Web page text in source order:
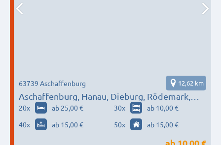
Aschaffenburg, Hanau, Dieburg, Rödemark,
Dietzenbach…
63739 Aschaffenburg 12,62 km
20x ab 25,00 € 30x
ab 10,00 €
40x ab 15,00 € 50x ab 15,00 €